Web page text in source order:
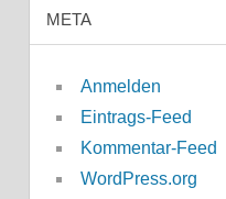
META
Anmelden
Eintrags-Feed
Kommentar-Feed
WordPress.org